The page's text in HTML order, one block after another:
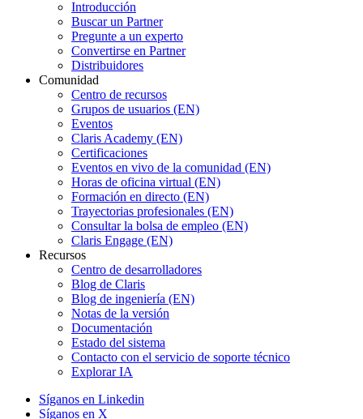
Introducción
Buscar un Partner
Pregunte a un experto
Convertirse en Partner
Distribuidores
Comunidad
Centro de recursos
Grupos de usuarios (EN)
Eventos
Claris Academy (EN)
Certificaciones
Eventos en vivo de la comunidad (EN)
Horas de oficina virtual (EN)
Formación en directo (EN)
Trayectorias profesionales (EN)
Consultar la bolsa de empleo (EN)
Claris Engage (EN)
Recursos
Centro de desarrolladores
Blog de Claris
Blog de ingeniería (EN)
Notas de la versión
Documentación
Estado del sistema
Contacto con el servicio de soporte técnico
Explorar IA
Síganos en Linkedin
Síganos en X